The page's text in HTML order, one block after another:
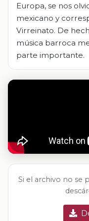
Europa, se nos
mexicano y
Virreinato. De
música barroca
parte importante.
Si el archivo no se